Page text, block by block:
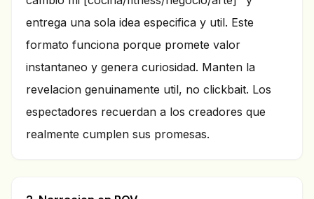
entrega una sola idea especifica y util. Este
formato funciona porque promete valor
instantaneo y genera curiosidad. Manten la
revelacion genuinamente util, no clickbait. Los
espectadores recuerdan a los creadores que
realmente cumplen sus promesas.